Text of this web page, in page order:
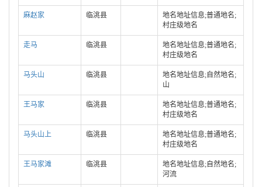
麻赵家 临洮县
地名地址信息;普通地名;
村庄级地名
走马 临洮县
地名地址信息;普通地名;
村庄级地名
马头山 临洮县
地名地址信息;自然地名;
山
王马家 临洮县
地名地址信息;普通地名;
村庄级地名
马头山上 临洮县
地名地址信息;普通地名;
村庄级地名
王马家滩 临洮县
地名地址信息;自然地名;
河流